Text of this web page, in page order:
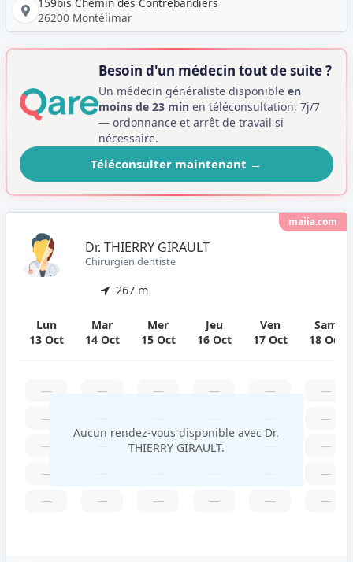
26200 Montélimar
Besoin d'un médecin tout de suite ?
Un médecin généraliste disponibleen
moins de 23 min en téléconsultation, 7j/7
— ordonnance et arrêt de travail si
nécessaire.
Téléconsulter maintenant →
maiia.com
Dr. THIERRY GIRAULT
Chirurgien dentiste
267 m
Lun
13 Oct
Mar
14 Oct
Mer
15 Oct
Jeu
16 Oct
Ven
17 Oct
Sam
18 Oct
—
—
—
—
—
—
—
—
—
—
—
—
—
—
—
—
—
—
—
—
Aucun rendez-vous disponible avec Dr.
THIERRY GIRAULT.